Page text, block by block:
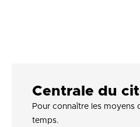
Centrale du
Pour connaître les moyens
temps.